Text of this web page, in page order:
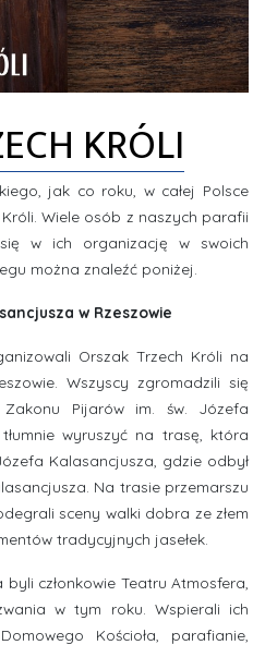
KRÓLI
jak co roku, w całej Polsce
Wiele osób z naszych parafii
się w ich organizację w swoich
można znaleźć poniżej.
w Rzeszowie
Orszak Trzech Króli na
Wszyscy zgromadzili się
Zakonu Pijarów im. św. Józefa
wyruszyć na trasę, która
Kalasancjusza, gdzie odbył
Na trasie przemarszu
sceny walki dobra ze złem
tradycyjnych jasełek.
członkowie Teatru Atmosfera,
w tym roku. Wspierali ich
Kościoła, parafianie,